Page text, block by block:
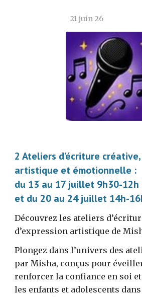
21 juin 26
2 Ateliers d’écriture créative,
artistique et émotionnelle :
du 13 au 17 juillet 9h30-
et du 20 au 24 juillet 14h-
Découvrez les ateliers
d’expression artistique de
Plongez dans l’univers des
par Misha, conçus pour
renforcer la confiance en soi
les enfants et adolescents